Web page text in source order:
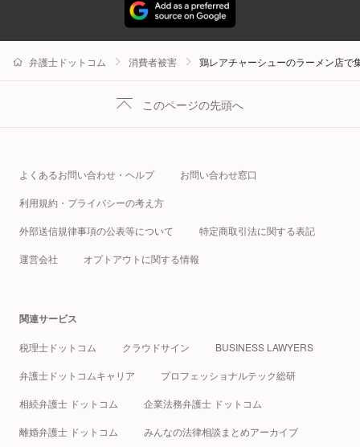
弁護士ドットコム 消費者被害 鶏レアチャーシューのラーメン店で
このページの先頭へ
よくあるお問い合わせ・ヘルプ お問い合わせ窓口
利用規約・プライバシーの考え方
外部送信規律事項の公表等について 特定商取引法に関する表記
運営会社 オプトアウトに関する情報
関連サービス
税理士ドットコム クラウドサイン BUSINESS LAWYERS
弁護士ドットコムキャリア プロフェッショナルテック総研
相続弁護士 ドットコム 企業法務弁護士 ドットコム
離婚弁護士 ドットコム みんなの法律相談まとめアーカイブ